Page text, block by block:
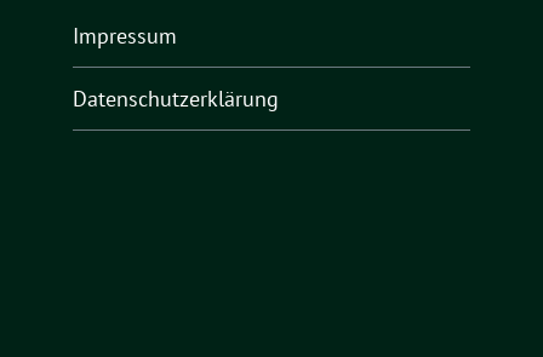
Impressum
Datenschutzerklärung